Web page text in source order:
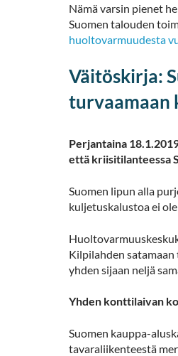
Nämä varsin pienet
Suomen talouden
huoltovarmuudesta
Väitöskirja:
turvaamaan
Perjantaina
että kriisitilanteessa
Suomen lipun alla
kuljetuskalustoa ei
Kilpilahden
yhden sijaan neljä
Yhden konttilaivan
Suomen kauppa-
tavaraliikenteestä